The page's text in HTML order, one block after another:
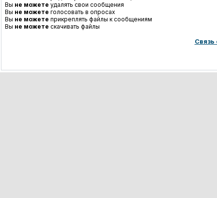
Вы не можете удалять свои сообщения
Вы не можете голосовать в опросах
Вы не можете прикреплять файлы к сообщениям
Вы не можете скачивать файлы